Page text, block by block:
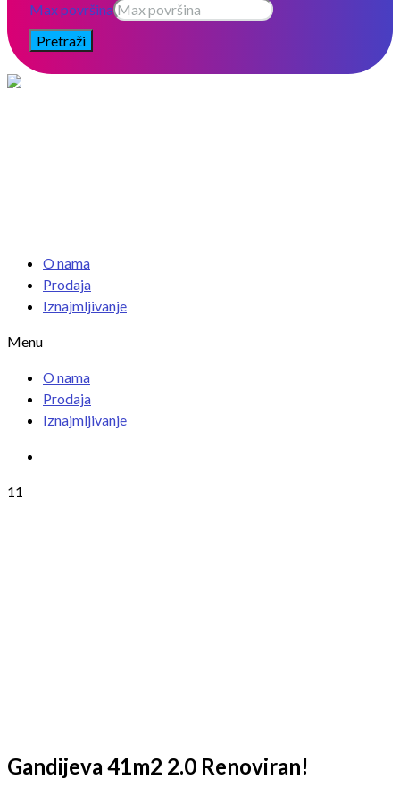
Max površina
Pretraži
O nama
Prodaja
Iznajmljivanje
Menu
O nama
Prodaja
Iznajmljivanje
11
Gandijeva 41m2 2.0 Renoviran!